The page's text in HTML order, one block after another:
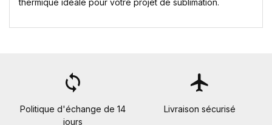
thermique idéale pour votre projet de sublimation.
loop
Politique d'échange de 14
jours
flight
Livraison sécurisé